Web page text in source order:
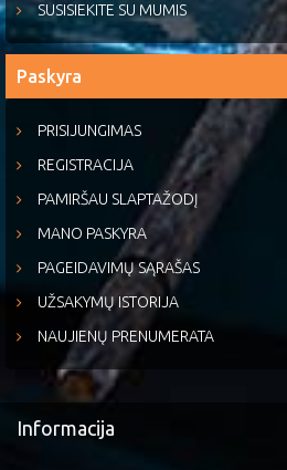
SUSISIEKITE SU MUMIS
Paskyra
PRISIJUNGIMAS
REGISTRACIJA
PAMIRŠAU SLAPTAŽODĮ
MANO PASKYRA
PAGEIDAVIMŲ SĄRAŠAS
UŽSAKYMŲ ISTORIJA
NAUJIENŲ PRENUMERATA
Informacija